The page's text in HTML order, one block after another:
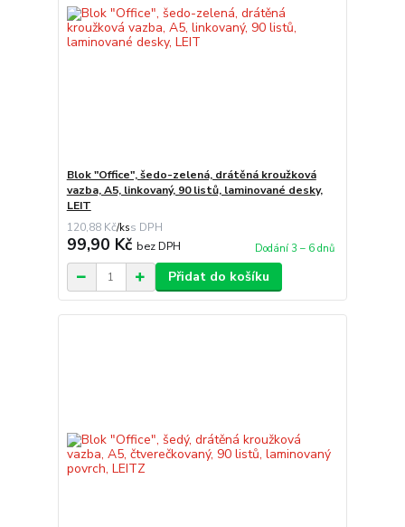
Blok "Office", šedo-zelená, drátěná kroužková
vazba, A5, linkovaný, 90 listů, laminované desky,
LEIT
120,88 Kč/ks
99,90 Kč bez DPH Dodání 3 – 6 dnů
Přidat do košíku